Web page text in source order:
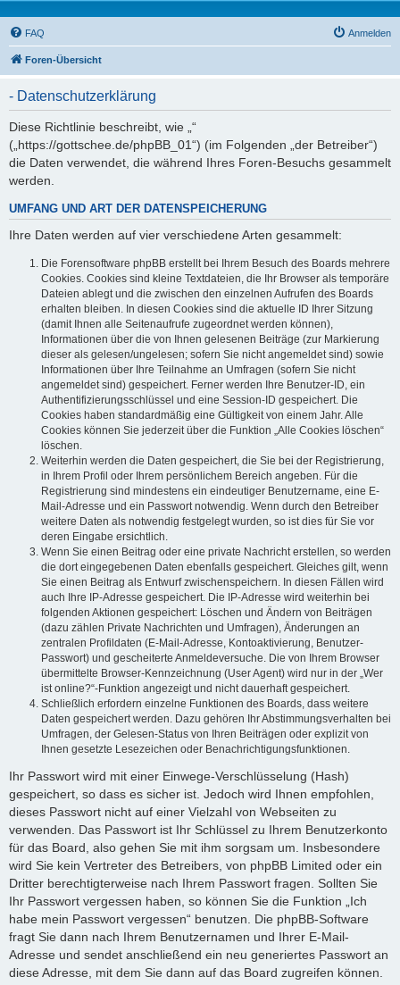
FAQ Anmelden
Foren-Übersicht
- Datenschutzerklärung
Diese Richtlinie beschreibt, wie „“
(„https://gottschee.de/phpBB_01“) (im Folgenden „der Betreiber“)
die Daten verwendet, die während Ihres Foren-Besuchs gesammelt
werden.
UMFANG UND ART DER DATENSPEICHERUNG
Ihre Daten werden auf vier verschiedene Arten gesammelt:
Die Forensoftware phpBB erstellt bei Ihrem Besuch des Boards mehrere
Cookies. Cookies sind kleine Textdateien, die Ihr Browser als temporäre
Dateien ablegt und die zwischen den einzelnen Aufrufen des Boards
erhalten bleiben. In diesen Cookies sind die aktuelle ID Ihrer Sitzung
(damit Ihnen alle Seitenaufrufe zugeordnet werden können),
Informationen über die von Ihnen gelesenen Beiträge (zur Markierung
dieser als gelesen/ungelesen; sofern Sie nicht angemeldet sind) sowie
Informationen über Ihre Teilnahme an Umfragen (sofern Sie nicht
angemeldet sind) gespeichert. Ferner werden Ihre Benutzer-ID, ein
Authentifizierungsschlüssel und eine Session-ID gespeichert. Die
Cookies haben standardmäßig eine Gültigkeit von einem Jahr. Alle
Cookies können Sie jederzeit über die Funktion „Alle Cookies löschen“
löschen.
Weiterhin werden die Daten gespeichert, die Sie bei der Registrierung,
in Ihrem Profil oder Ihrem persönlichem Bereich angeben. Für die
Registrierung sind mindestens ein eindeutiger Benutzername, eine E-
Mail-Adresse und ein Passwort notwendig. Wenn durch den Betreiber
weitere Daten als notwendig festgelegt wurden, so ist dies für Sie vor
deren Eingabe ersichtlich.
Wenn Sie einen Beitrag oder eine private Nachricht erstellen, so werden
die dort eingegebenen Daten ebenfalls gespeichert. Gleiches gilt, wenn
Sie einen Beitrag als Entwurf zwischenspeichern. In diesen Fällen wird
auch Ihre IP-Adresse gespeichert. Die IP-Adresse wird weiterhin bei
folgenden Aktionen gespeichert: Löschen und Ändern von Beiträgen
(dazu zählen Private Nachrichten und Umfragen), Änderungen an
zentralen Profildaten (E-Mail-Adresse, Kontoaktivierung, Benutzer-
Passwort) und gescheiterte Anmeldeversuche. Die von Ihrem Browser
übermittelte Browser-Kennzeichnung (User Agent) wird nur in der „Wer
ist online?“-Funktion angezeigt und nicht dauerhaft gespeichert.
Schließlich erfordern einzelne Funktionen des Boards, dass weitere
Daten gespeichert werden. Dazu gehören Ihr Abstimmungsverhalten bei
Umfragen, der Gelesen-Status von Ihren Beiträgen oder explizit von
Ihnen gesetzte Lesezeichen oder Benachrichtigungsfunktionen.
Ihr Passwort wird mit einer Einwege-Verschlüsselung (Hash)
gespeichert, so dass es sicher ist. Jedoch wird Ihnen empfohlen,
dieses Passwort nicht auf einer Vielzahl von Webseiten zu
verwenden. Das Passwort ist Ihr Schlüssel zu Ihrem Benutzerkonto
für das Board, also gehen Sie mit ihm sorgsam um. Insbesondere
wird Sie kein Vertreter des Betreibers, von phpBB Limited oder ein
Dritter berechtigterweise nach Ihrem Passwort fragen. Sollten Sie
Ihr Passwort vergessen haben, so können Sie die Funktion „Ich
habe mein Passwort vergessen“ benutzen. Die phpBB-Software
fragt Sie dann nach Ihrem Benutzernamen und Ihrer E-Mail-
Adresse und sendet anschließend ein neu generiertes Passwort an
diese Adresse, mit dem Sie dann auf das Board zugreifen können.